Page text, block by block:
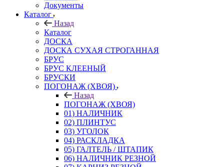
Документы
Каталог
Назад
Каталог
ДОСКА
ДОСКА СУХАЯ СТРОГАННАЯ
БРУС
БРУС КЛЕЕНЫЙ
БРУСКИ
ПОГОНАЖ (ХВОЯ)
Назад
ПОГОНАЖ (ХВОЯ)
01) НАЛИЧНИК
02) ПЛИНТУС
03) УГОЛОК
04) РАСКЛАДКА
05) ГАЛТЕЛЬ / ШТАПИК
06) НАЛИЧНИК РЕЗНОЙ